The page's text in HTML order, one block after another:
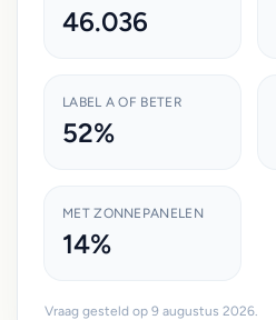
46.036
LABEL A OF BETER
52%
MET ZONNEPANELEN
14%
Vraag gesteld op 9 augustus 2026.